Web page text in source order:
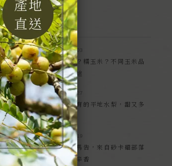
最新文章
2026.08.03
甜玉米？糯玉米？不同玉米品
種的歸途
2026.07.27
陽光孕育的平地水梨，甜又多
汁
2026.07.19
原生種馬告，來自砂卡礑部落
的原生辛香